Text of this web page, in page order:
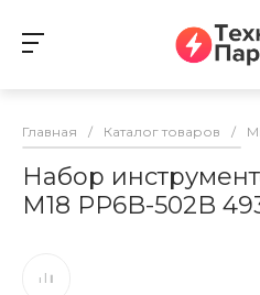
Главная / Каталог товаров /
Набор
M18 PP6B-502B